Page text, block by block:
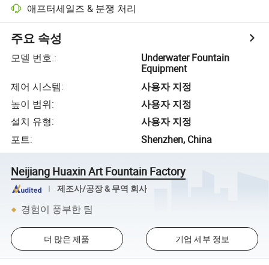
애프터세일즈 & 분쟁 처리
주요 속성
모델 번호.:
Underwater Fountain
Equipment
제어 시스템:
사용자 지정
높이 범위:
사용자 지정
설치 유형:
사용자 지정
포트: Shenzhen, China
Neijiang Huaxin Art Fountain Factory
제조사/공장 & 무역 회사
경험이 풍부한 팀
더 많은 제품 기업 세부 정보